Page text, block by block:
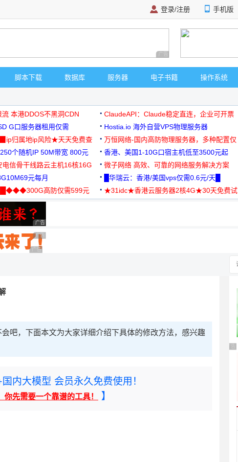
登录/注册 手机版
广告 商业广告，理性选择
脚本下载 数据库 服务器 电子书籍 操作系统
本港DDOS不黑洞CDN ClaudeAPI：Claude稳定直连，企业可开票
G口服务器租用仅需
试
Hostia.io 海外自营VPS物理服务器
▉ip归属地ip风险★天天免费查
万恒网络-国内高防物理服务器，多种配置仅
99元/月起
250个随机IP 50M带宽 800元 香港、美国1-10G口宿主机低至3500元起
电信骨干线路云主机16核16G
微子网络 高效、可靠的网络服务解决方案
元每月 █华瑞云：香港/美国vps仅需0.6元/天█
高防仅需599元
★31idc★香港云服务器2核4G★30天免费试
广告 商业广告，理性选择
广告 商业广告，理性选择
广告 商业广告，理性选择
吧，下面本文为大家详细介绍下具体的修改方法，感兴趣
内大模型 会员永久免费使用！
先需要一个靠谱的工具！ 】
广